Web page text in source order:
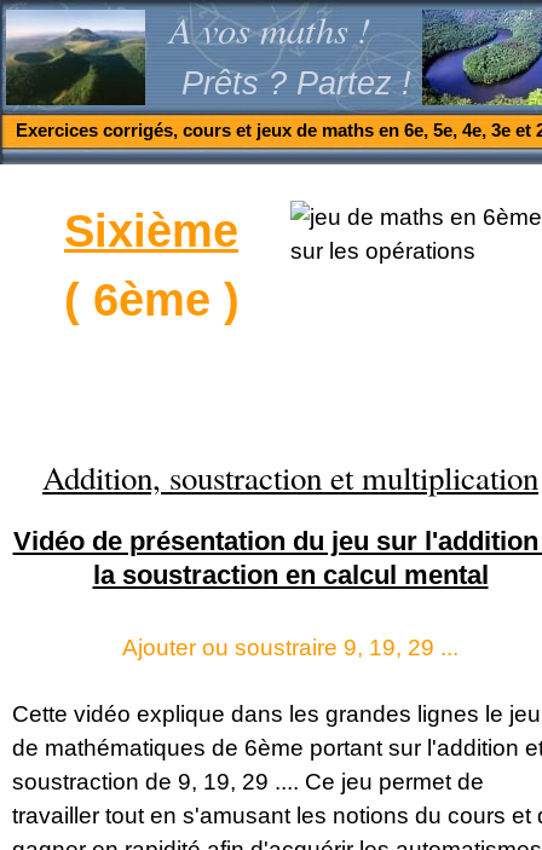
A vos maths !
Prêts ? Partez !
Exercices corrigés, cours et jeux de maths en 6e, 5e, 4e, 3e et
Sixième
( 6ème )
Addition, soustraction et multiplication
Vidéo de présentation du jeu sur
la soustraction en calcul mental
Ajouter ou soustraire 9, 19, 29 ...
Cette vidéo explique dans les grandes lignes le jeu
de mathématiques de 6ème portant sur l'addition
soustraction de 9, 19, 29 .... Ce jeu permet de
travailler tout en s'amusant les notions du cours et